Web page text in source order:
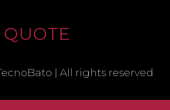
THIS BROWSER FOR THE
TIME I COMMENT.
QUOTE
| All rights reserved